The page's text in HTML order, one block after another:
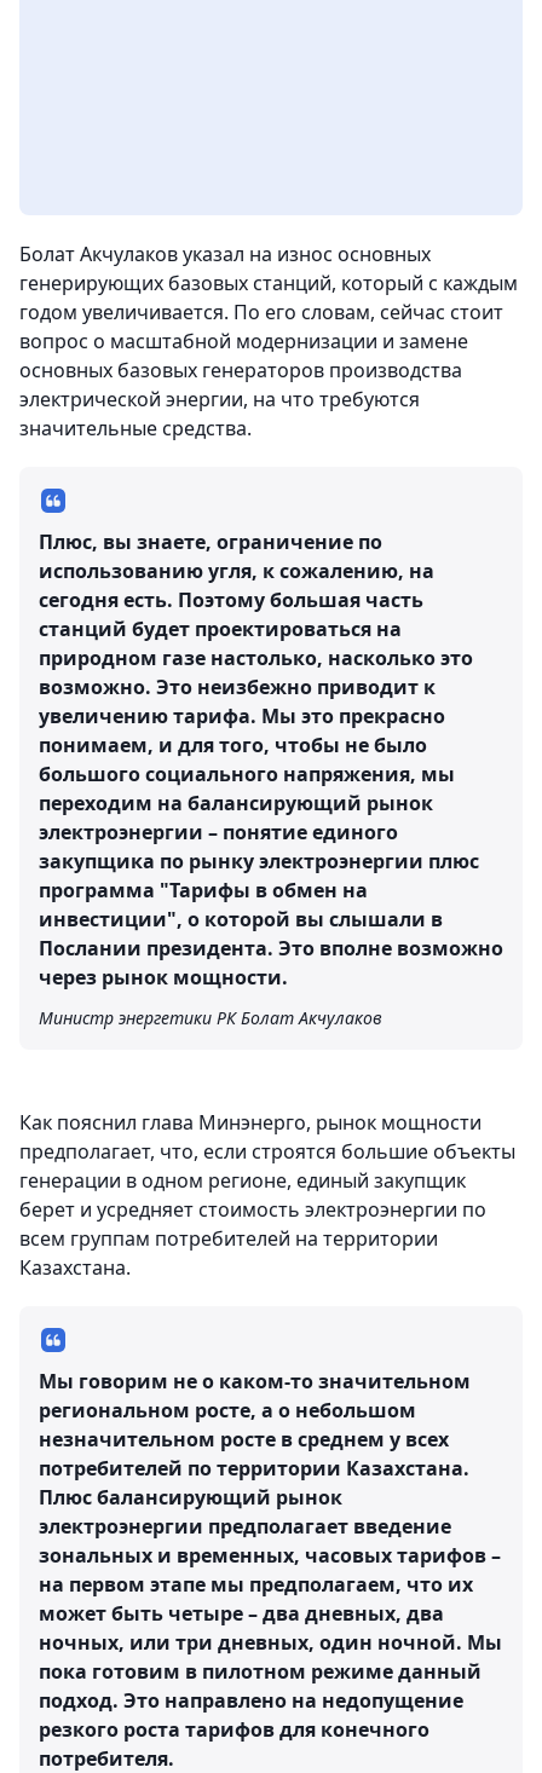
Болат Акчулаков указал на износ основных
генерирующих базовых станций, который с каждым
годом увеличивается. По его словам, сейчас стоит
вопрос о масштабной модернизации и замене
основных базовых генераторов производства
электрической энергии, на что требуются
значительные средства.
Плюс, вы знаете, ограничение по
использованию угля, к сожалению, на
сегодня есть. Поэтому большая часть
станций будет проектироваться на
природном газе настолько, насколько это
возможно. Это неизбежно приводит к
увеличению тарифа. Мы это прекрасно
понимаем, и для того, чтобы не было
большого социального напряжения, мы
переходим на балансирующий рынок
электроэнергии – понятие единого
закупщика по рынку электроэнергии плюс
программа "Тарифы в обмен на
инвестиции", о которой вы слышали в
Послании президента. Это вполне возможно
через рынок мощности.
Министр энергетики РК Болат Акчулаков
Как пояснил глава Минэнерго, рынок мощности
предполагает, что, если строятся большие объекты
генерации в одном регионе, единый закупщик
берет и усредняет стоимость электроэнергии по
всем группам потребителей на территории
Казахстана.
Мы говорим не о каком-то значительном
региональном росте, а о небольшом
незначительном росте в среднем у всех
потребителей по территории Казахстана.
Плюс балансирующий рынок
электроэнергии предполагает введение
зональных и временных, часовых тарифов –
на первом этапе мы предполагаем, что их
может быть четыре – два дневных, два
ночных, или три дневных, один ночной. Мы
пока готовим в пилотном режиме данный
подход. Это направлено на недопущение
резкого роста тарифов для конечного
потребителя.